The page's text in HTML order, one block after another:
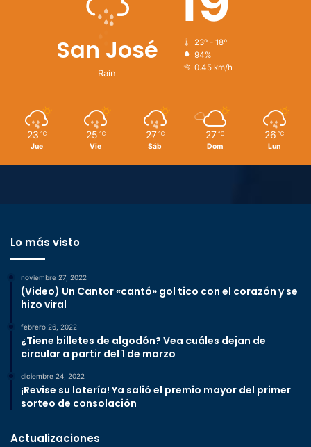
San José
Rain
23º - 18º
94%
0.45 km/h
23 ℃
Jue
25 ℃
Vie
27 ℃
Sáb
27 ℃
Dom
26 ℃
Lun
Lo más visto
noviembre 27, 2022
(Video) Un Cantor «cantó» gol tico con el corazón y se
hizo viral
febrero 26, 2022
¿Tiene billetes de algodón? Vea cuáles dejan de
circular a partir del 1 de marzo
diciembre 24, 2022
¡Revise su lotería! Ya salió el premio mayor del primer
sorteo de consolación
Actualizaciones